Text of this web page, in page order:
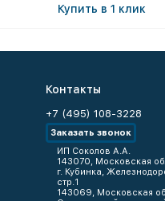
Купить в 1 клик
Контакты
+7 (495) 108-3228
Заказать звонок
ИП Соколов А.А.
143070, Московская
г. Кубинка,
стр.1
143069, Московская